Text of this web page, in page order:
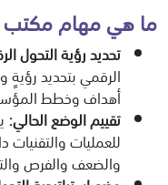
ما هي مهام مكتب
تحديد رؤية التحول
الرقمي بتحديد
أهداف وخطط
تقييم الوضع الحالي:
للعمليات
والضعف والفرص